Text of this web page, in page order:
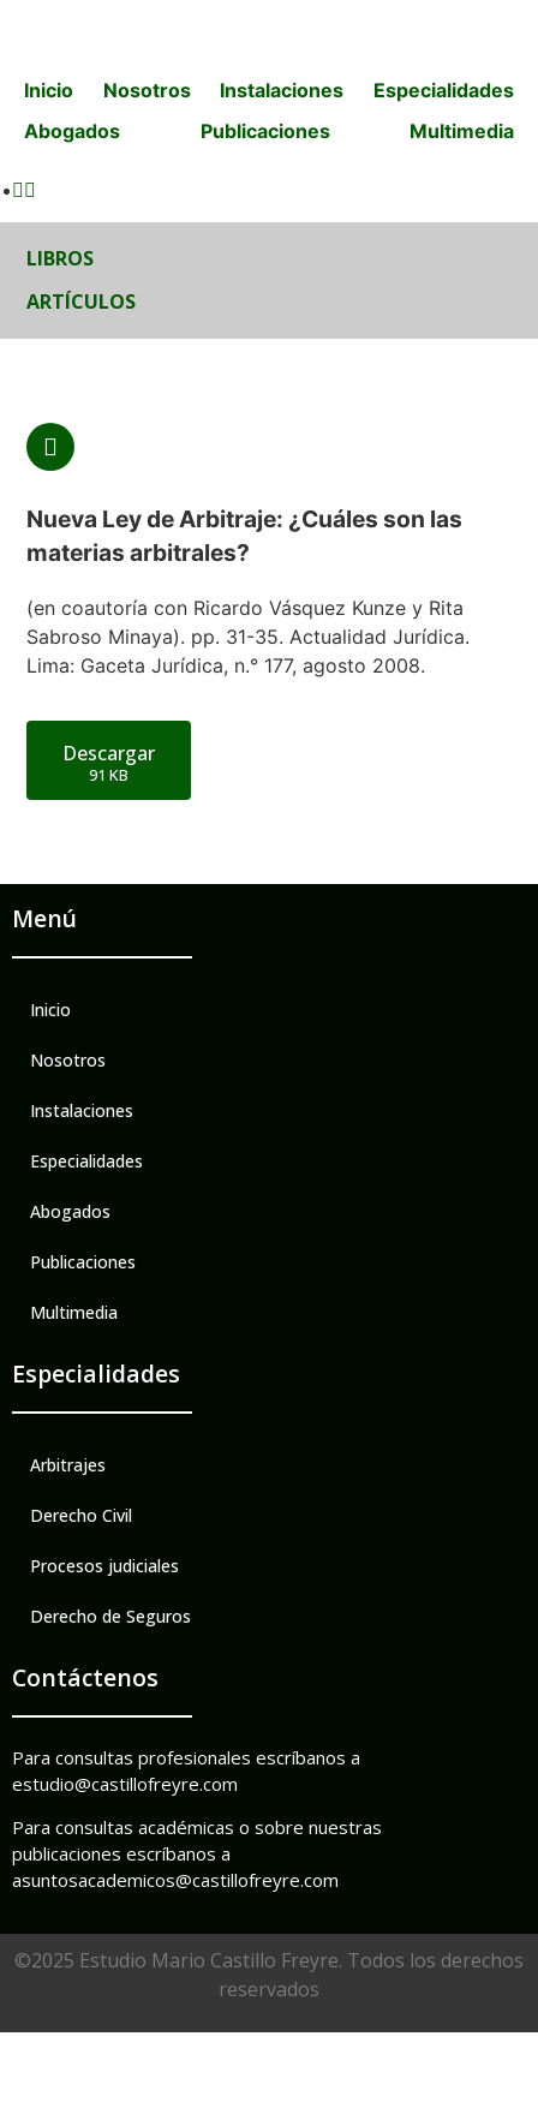
Inicio Nosotros Instalaciones
Especialidades
Abogados
Publicaciones Multimedia
LIBROS
ARTÍCULOS
Nueva Ley de Arbitraje: ¿Cuáles son las
materias arbitrales?
(en coautoría con Ricardo Vásquez Kunze y Rita
Sabroso Minaya). pp. 31-35. Actualidad Jurídica.
Lima: Gaceta Jurídica, n.° 177, agosto 2008.
Descargar
91 KB
Menú
Inicio
Nosotros
Instalaciones
Especialidades
Abogados
Publicaciones
Multimedia
Especialidades
Arbitrajes
Derecho Civil
Procesos judiciales
Derecho de Seguros
Contáctenos
Para consultas profesionales escríbanos a
estudio@castillofreyre.com
Para consultas académicas o sobre nuestras
publicaciones escríbanos a
asuntosacademicos@castillofreyre.com
©2025 Estudio Mario Castillo Freyre. Todos los derechos
reservados